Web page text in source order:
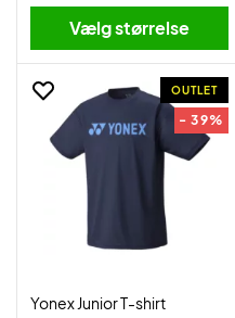
Vælg størrelse
OUTLET
- 39%
Yonex Junior T-shirt